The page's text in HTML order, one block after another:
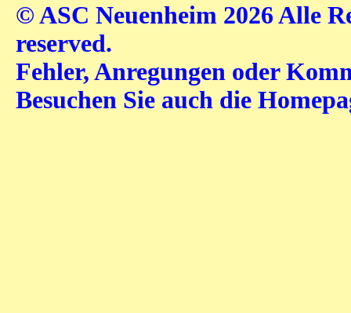
© ASC Neuenheim 2026 Alle
reserved.
Fehler, Anregungen oder
Besuchen Sie auch die